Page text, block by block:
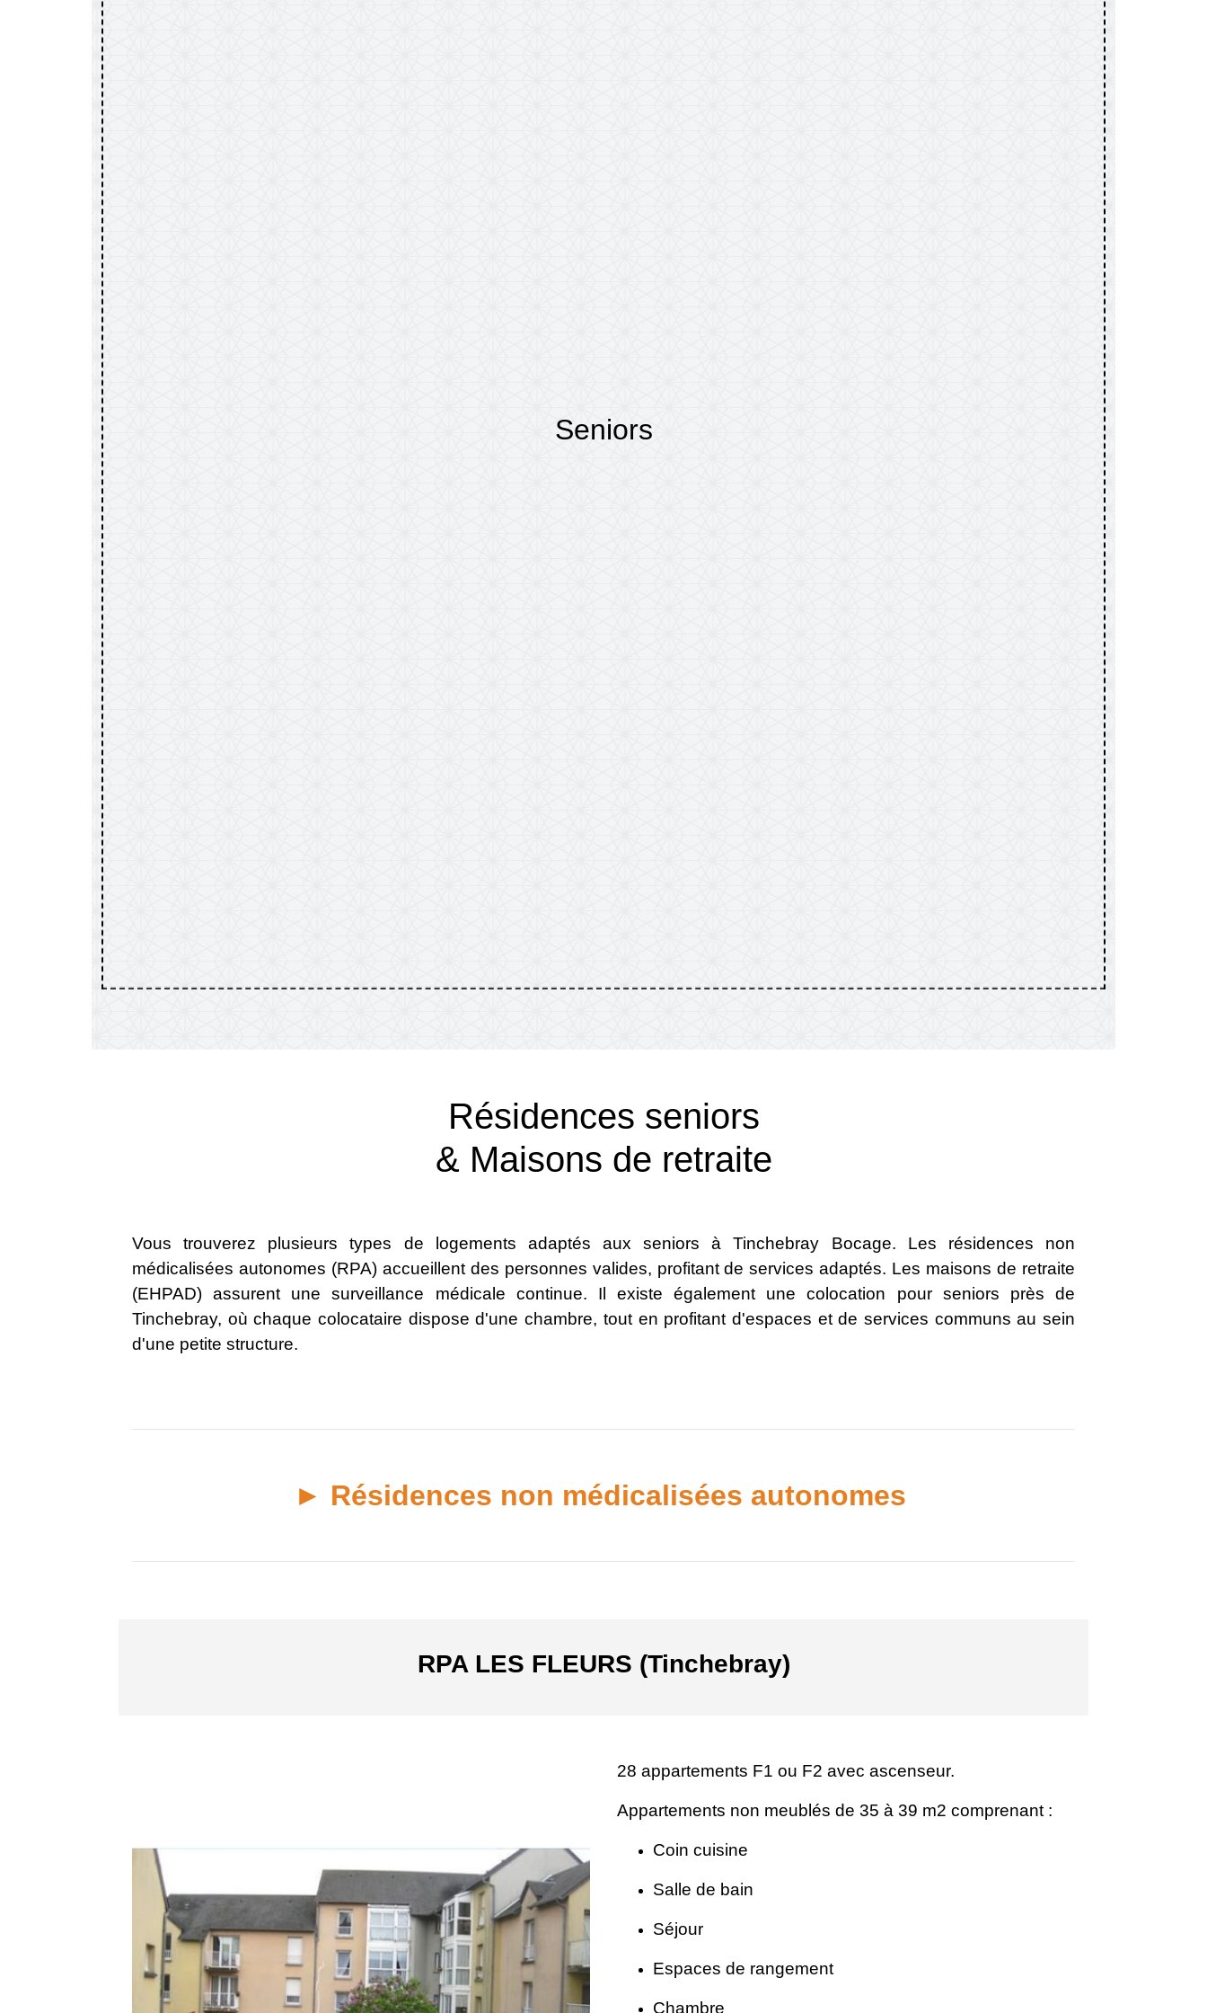
Seniors
Résidences seniors
& Maisons de retraite
Vous trouverez plusieurs types de logements adaptés aux seniors à Tinchebray Bocage. Les résidences non
médicalisées autonomes (RPA) accueillent des personnes valides, profitant de services adaptés. Les maisons de retraite
(EHPAD) assurent une surveillance médicale continue. Il existe également une colocation pour seniors près de
Tinchebray, où chaque colocataire dispose d'une chambre, tout en profitant d'espaces et de services communs au sein
d'une petite structure.
► Résidences non médicalisées autonomes
RPA LES FLEURS (Tinchebray)
28 appartements F1 ou F2 avec ascenseur.
Appartements non meublés de 35 à 39 m2 comprenant :
Coin cuisine
Salle de bain
Séjour
Espaces de rangement
Chambre